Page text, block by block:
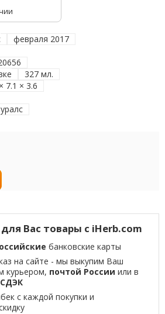
февраля 2017
327 мл.
7.1 × 3.6
Вас товары с iHerb.com
банковские карты
на сайте - мы выкупим Ваш
курьером, почтой России или в
с каждой покупки и